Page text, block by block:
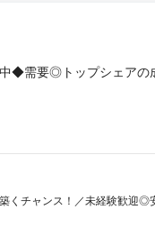
中◆需要◎トップシェアの
くチャンス！／未経験歓迎